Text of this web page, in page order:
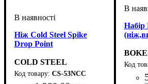
Ніж Cold Steel Spike
Drop Point
COLD STEEL
CS-53NCC
Набір